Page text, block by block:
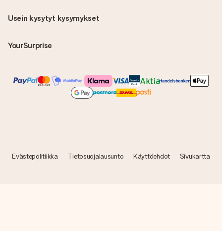
Usein kysytyt kysymykset
YourSurprise
Evästepolitiikka Tietosuojalausunto Käyttöehdot Sivukartta